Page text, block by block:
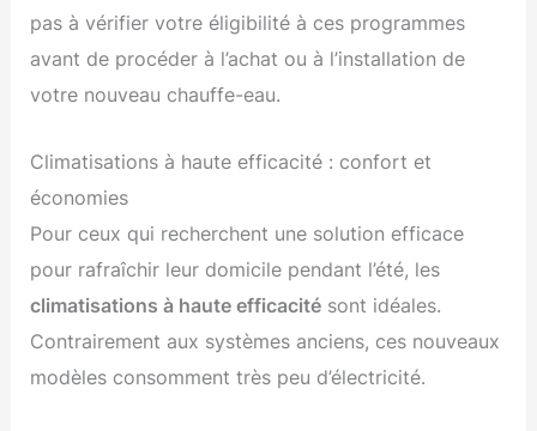
pas à vérifier votre éligibilité à ces programmes
avant de procéder à l’achat ou à l’installation de
votre nouveau chauffe-eau.
Climatisations à haute efficacité : confort et
économies
Pour ceux qui recherchent une solution efficace
pour rafraîchir leur domicile pendant l’été, les
climatisations à haute efficacité sont idéales.
Contrairement aux systèmes anciens, ces nouveaux
modèles consomment très peu d’électricité.